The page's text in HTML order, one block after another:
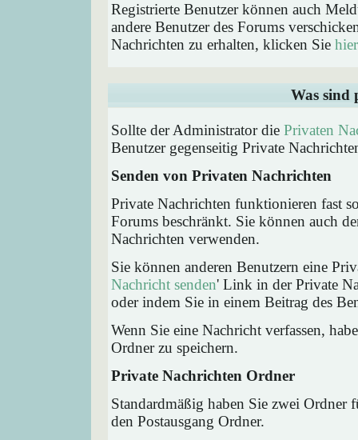
Registrierte Benutzer können auch
andere Benutzer des Forums
Nachrichten zu erhalten, klicken Sie hier
Was sind
Sollte der Administrator die Privaten
Benutzer gegenseitig Private
Senden von Privaten Nachrichten
Private Nachrichten funktionieren fast
Forums beschränkt. Sie können auch
Nachrichten verwenden.
Sie können anderen Benutzern eine
Nachricht senden' Link in der Private
oder indem Sie in einem Beitrag des
Wenn Sie eine Nachricht verfassen,
Ordner zu speichern.
Private Nachrichten Ordner
Standardmäßig haben Sie zwei Ordner
den Postausgang Ordner.